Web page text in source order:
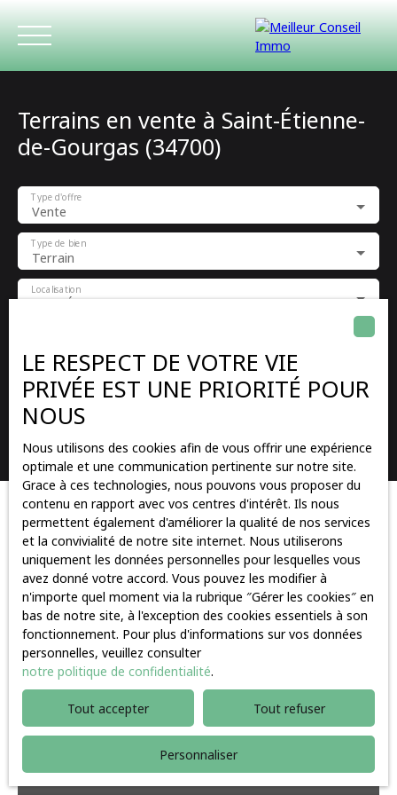
ACCUEIL
Terrains en vente à Saint-Étienne-
de-Gourgas (34700)
Vente
Type d'offre
Terrain
Type de bien
Saint-Étienne-de-Gourgas (34700)
Localisation
Surface min (m²)
Pertinence
Trier par Créer une alerte
16 000€
Très urgent
LE RESPECT DE VOTRE VIE
PRIVÉE EST UNE PRIORITÉ POUR
NOUS
Nous utilisons des cookies afin de vous offrir une expérience
optimale et une communication pertinente sur notre site.
Grace à ces technologies, nous pouvons vous proposer du
contenu en rapport avec vos centres d'intérêt. Ils nous
permettent également d'améliorer la qualité de nos services
et la convivialité de notre site internet. Nous utiliserons
uniquement les données personnelles pour lesquelles vous
avez donné votre accord. Vous pouvez les modifier à
n'importe quel moment via la rubrique ″Gérer les cookies″ en
bas de notre site, à l'exception des cookies essentiels à son
fonctionnement. Pour plus d'informations sur vos données
personnelles, veuillez consulter
notre politique de confidentialité.
Tout accepter Tout refuser
Personnaliser